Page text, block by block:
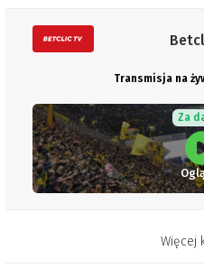
Transmisja na
Za
Więcej